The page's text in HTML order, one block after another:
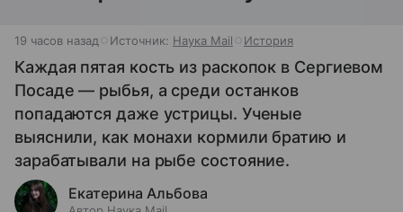
19 часов назад Источник: Наука Mail История
Каждая пятая кость из раскопок в Сергиевом
Посаде — рыбья, а среди останков
попадаются даже устрицы. Ученые
выяснили, как монахи кормили братию и
зарабатывали на рыбе состояние.
Екатерина Альбова